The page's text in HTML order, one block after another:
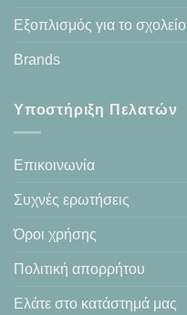
Εξοπλισμός για το σχολείο
Brands
Υποστήριξη Πελατών
Επικοινωνία
Συχνές ερωτήσεις
Όροι χρήσης
Πολιτική απορρήτου
Ελάτε στο κατάστημά μας